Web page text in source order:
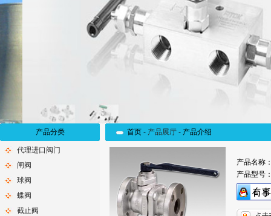
产品分类
代理进口阀门
闸阀
球阀
蝶阀
截止阀
首页 - 产品展厅 - 产品介绍
产品名称
产品型号